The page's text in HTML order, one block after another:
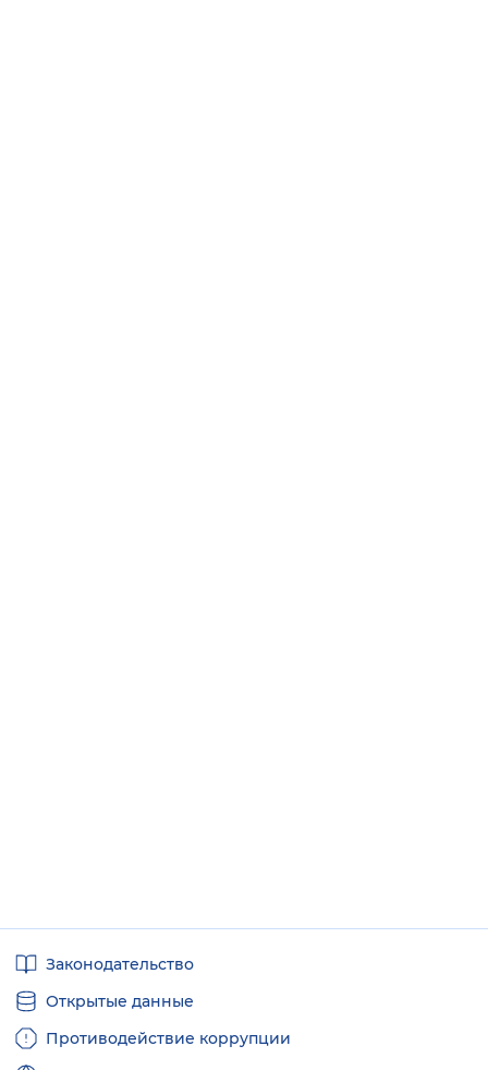
ссылкиЗаконодательство
Открытые данные
Противодействие коррупции